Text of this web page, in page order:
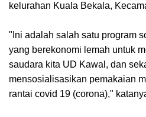
kelurahan Kuala Bekala,
"Ini adalah salah satu program
yang berekonomi lemah untuk
saudara kita UD Kawal, dan
mensosialisasikan pemakaian
rantai covid 19 (corona),"